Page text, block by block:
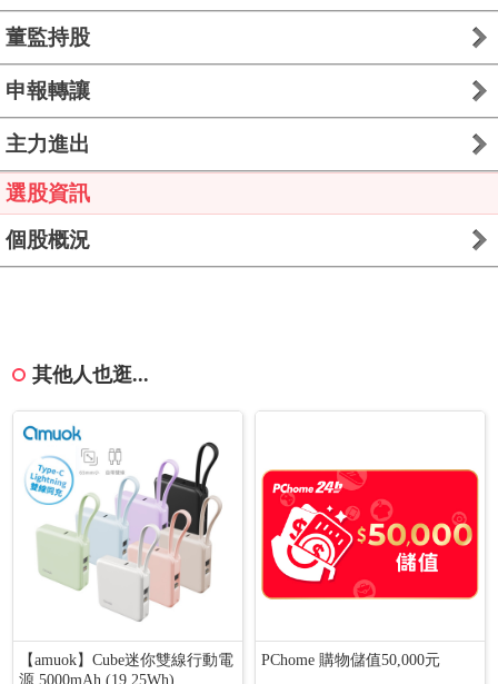
董監持股
申報轉讓
主力進出
選股資訊
個股概況
其他人也逛...
【amuok】Cube迷你雙線行動電
源 5000mAh (19.25Wh)
PChome 購物儲值50,000元